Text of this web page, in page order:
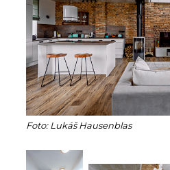
Foto: Lukáš Hausenblas